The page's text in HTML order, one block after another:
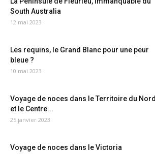
South Australia
12 mai 2023
Les requins, le Grand Blanc pour une peur
bleue ?
10 mai 2023
Voyage de noces dans le Territoire du Nord
et le Centre...
25 janvier 2023
Voyage de noces dans le Victoria